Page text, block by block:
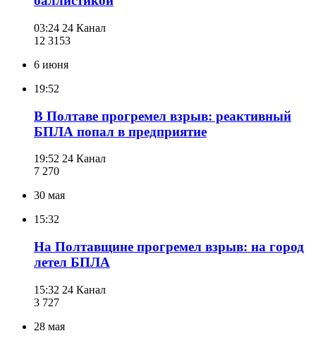
03:24 24 Канал
12 3153
6 июня
19:52
В Полтаве прогремел взрыв: реактивный
БПЛА попал в предприятие
19:52 24 Канал
7 270
30 мая
15:32
На Полтавщине прогремел взрыв: на город
летел БПЛА
15:32 24 Канал
3 727
28 мая